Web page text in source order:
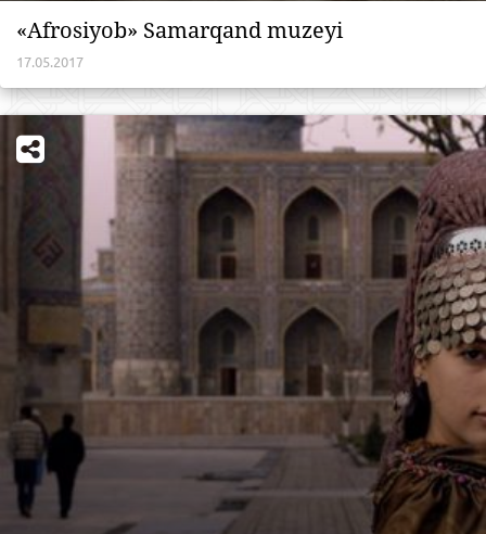
«Afrosiyob» Samarqand muzeyi
17.05.2017